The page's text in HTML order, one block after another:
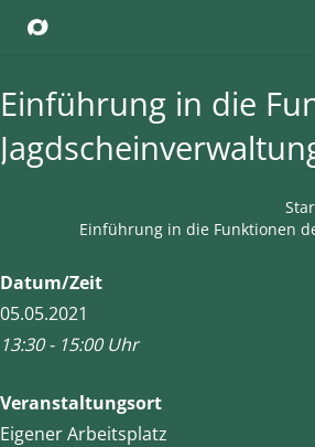
Einführung in die
Einführung in die Funktionen
Datum/Zeit
05.05.2021
13:30 - 15:00 Uhr
Veranstaltungsort
Eigener Arbeitsplatz